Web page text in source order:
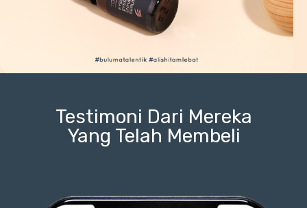
Testimoni Dari Mereka
Yang Telah Membeli